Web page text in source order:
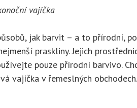
vajíčka
jak barvit – a to přírodní,
praskliny. Jejich
pouze přírodní barvivo.
vajíčka v řemeslných